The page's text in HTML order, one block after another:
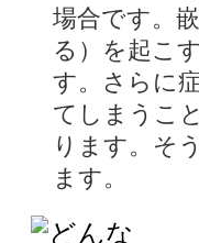
場合です。
る）を起こ
す。さらに
てしまうこ
ります。そ
ます。